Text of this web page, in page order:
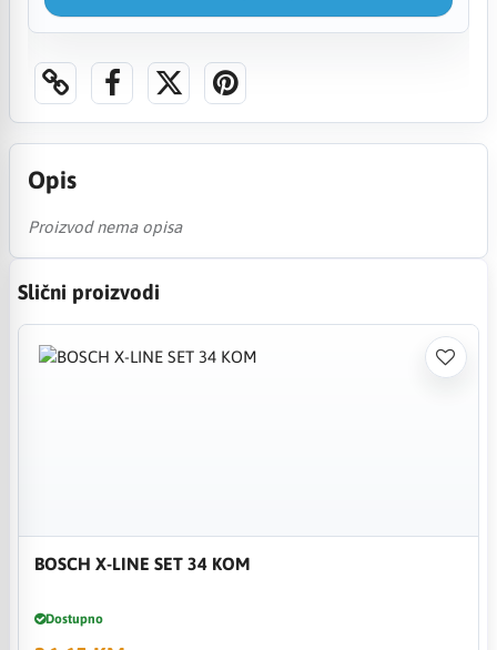
Opis
Proizvod nema opisa
Slični proizvodi
BOSCH X-LINE SET 34 KOM
Dostupno